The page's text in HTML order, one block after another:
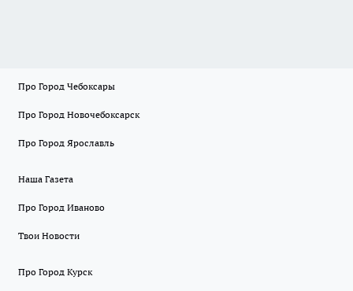
Про Город Чебоксары
Про Город Новочебоксарск
Про Город Ярославль
Наша Газета
Про Город Иваново
Твои Новости
Про Город Курск